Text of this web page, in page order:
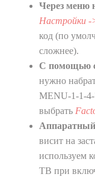
Через меню
Настройки
код (по
сложнее).
С помощью
нужно
MENU-1-1-
выбрать
висит на
используем
ТВ при